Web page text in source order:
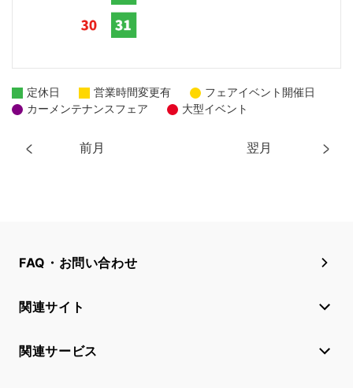
前月 翌月
定休日 営業時間変更有
フェアイベント開催日
カーメンテナンスフェア
大型イベント
FAQ・お問い合わせ
関連サイト
関連サービス